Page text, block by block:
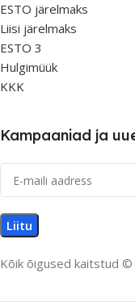
ESTO järelmaks
Liisi järelmaks
ESTO 3
Hulgimüük
KKK
Kampaaniad ja
Kõik õigused kaitstud ©